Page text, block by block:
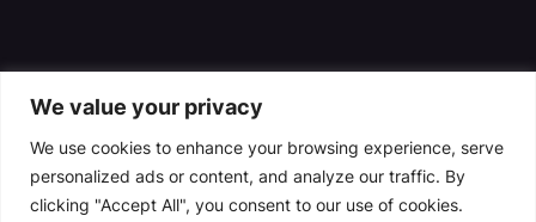
We value your privacy
We use cookies to enhance your browsing experience, serve
personalized ads or content, and analyze our traffic. By
clicking "Accept All", you consent to our use of cookies.